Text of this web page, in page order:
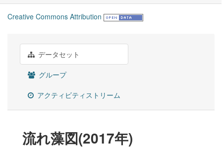
Creative Commons Attribution
データセット
グループ
アクティビティストリーム
流れ藻図(2017年)